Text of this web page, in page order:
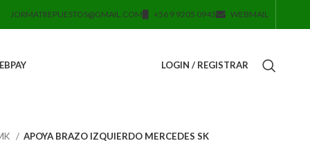
JORMATREPUESTOS@GMAIL.COM +56 9 9205 0943 WEBMAIL
LOGIN / REGISTRAR
APOYA BRAZO IZQUIERDO MERCEDES SK